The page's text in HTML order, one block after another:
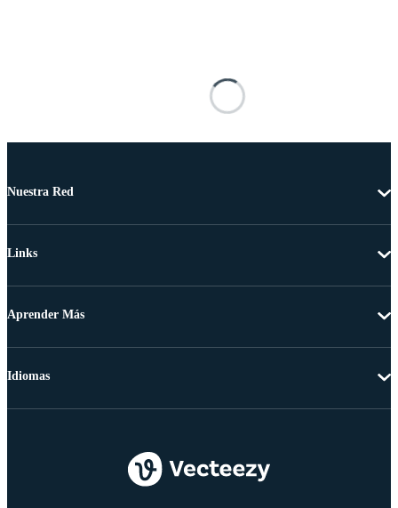
Nuestra Red
Links
Aprender Más
Idiomas